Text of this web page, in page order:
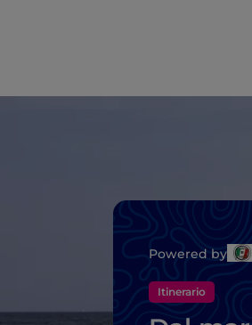
Powered by
Itinerario